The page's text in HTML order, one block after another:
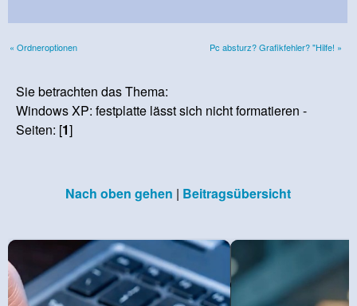
« Ordneroptionen Pc absturz? Grafikfehler? "Hilfe! »
Sie betrachten das Thema:
Windows XP: festplatte lässt sich nicht formatieren -
Seiten: [1]
Nach oben gehen | Beitragsübersicht